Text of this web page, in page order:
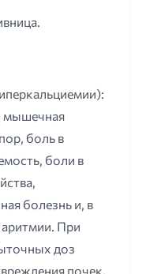
мышечная
боль в
боли в
болезнь и, в
При
доз
почек,